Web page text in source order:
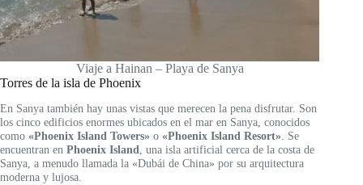
Viaje a Hainan – Playa de Sanya
Torres de la isla de Phoenix
En Sanya también hay unas vistas que merecen la pena disfrutar. Son
los cinco edificios enormes ubicados en el mar en Sanya, conocidos
como «Phoenix Island Towers» o «Phoenix Island Resort». Se
encuentran en Phoenix Island, una isla artificial cerca de la costa de
Sanya, a menudo llamada la «Dubái de China» por su arquitectura
moderna y lujosa.